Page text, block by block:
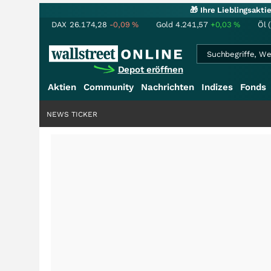
🎁 Ihre
DAX 26.174,28 -0,09% Gold 4.241,57 +0,03% Öl
Depot eröffnen
Aktien
Community Nachrichten Indizes Fonds
NEWS TICKER